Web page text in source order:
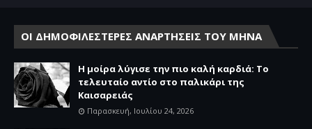
ΟΙ ΔΗΜΟΦΙΛΕΣΤΕΡΕΣ ΑΝΑΡΤΗΣΕΙΣ ΤΟΥ ΜΗΝΑ
Η μοίρα λύγισε την πιο καλή καρδιά: Το
τελευταίο αντίο στο παλικάρι της
Καισαρειάς
Παρασκευή, Ιουλίου 24, 2026